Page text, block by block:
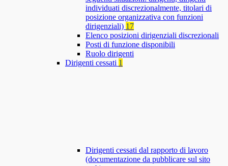
individuati discrezionalmente, titolari di
posizione organizzativa con funzioni
dirigenziali) 17
Elenco posizioni dirigenziali discrezionali
Posti di funzione disponibili
Ruolo dirigenti
Dirigenti cessati 1
Dirigenti cessati dal rapporto di lavoro
(documentazione da pubblicare sul sito